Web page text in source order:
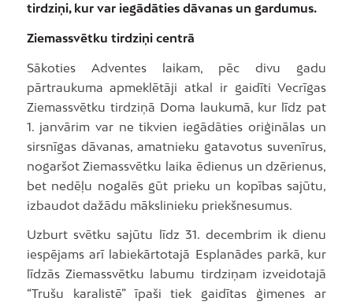
tirdziņi, kur var iegādāties dāvanas un gardumus.
Ziemassvētku tirdziņi centrā
Sākoties Adventes laikam, pēc divu gadu
pārtraukuma apmeklētāji atkal ir gaidīti Vecrīgas
Ziemassvētku tirdziņā Doma laukumā, kur līdz pat
1. janvārim var ne tikvien iegādāties oriģinālas un
sirsnīgas dāvanas, amatnieku gatavotus suvenīrus,
nogaršot Ziemassvētku laika ēdienus un dzērienus,
bet nedēļu nogalēs gūt prieku un kopības sajūtu,
izbaudot dažādu mākslinieku priekšnesumus.
Uzburt svētku sajūtu līdz 31. decembrim ik dienu
iespējams arī labiekārtotajā Esplanādes parkā, kur
līdzās Ziemassvētku labumu tirdziņam izveidotajā
“Trušu karalistē” īpaši tiek gaidītas ģimenes ar